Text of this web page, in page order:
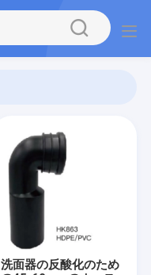
洗面器の反酸化のため